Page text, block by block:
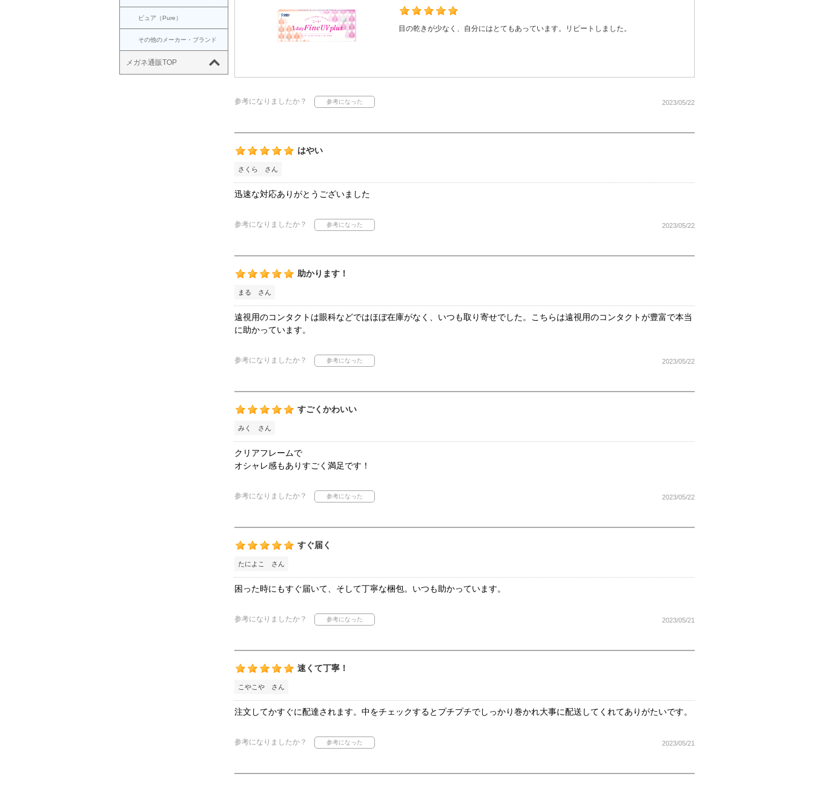
ピュア（Pure）
その他のメーカー・ブランド
メガネ通販TOP
目の乾きが少なく、自分にはとてもあっています。リピートしました。
参考になりましたか？ 2023/05/22
はやい
さくら さん
迅速な対応ありがとうございました
参考になりましたか？ 2023/05/22
助かります！
まる さん
遠視用のコンタクトは眼科などではほぼ在庫がなく、いつも取り寄せでした。こちらは遠視用のコンタクトが豊富で本当
に助かっています。
参考になりましたか？ 2023/05/22
すごくかわいい
みく さん
クリアフレームで
オシャレ感もありすごく満足です！
参考になりましたか？ 2023/05/22
すぐ届く
たによこ さん
困った時にもすぐ届いて、そして丁寧な梱包。いつも助かっています。
参考になりましたか？ 2023/05/21
速くて丁寧！
こやこや さん
注文してかすぐに配達されます。中をチェックするとプチプチでしっかり巻かれ大事に配送してくれてありがたいです。
参考になりましたか？ 2023/05/21